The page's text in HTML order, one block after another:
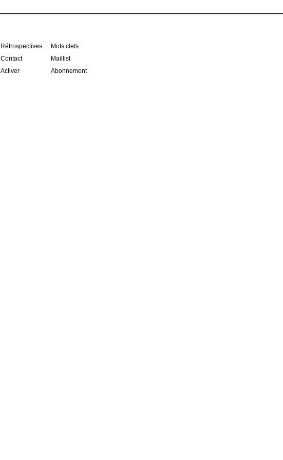
Rétrospectives
Mots clefs
Contact
Maillist
Activer Abonnement